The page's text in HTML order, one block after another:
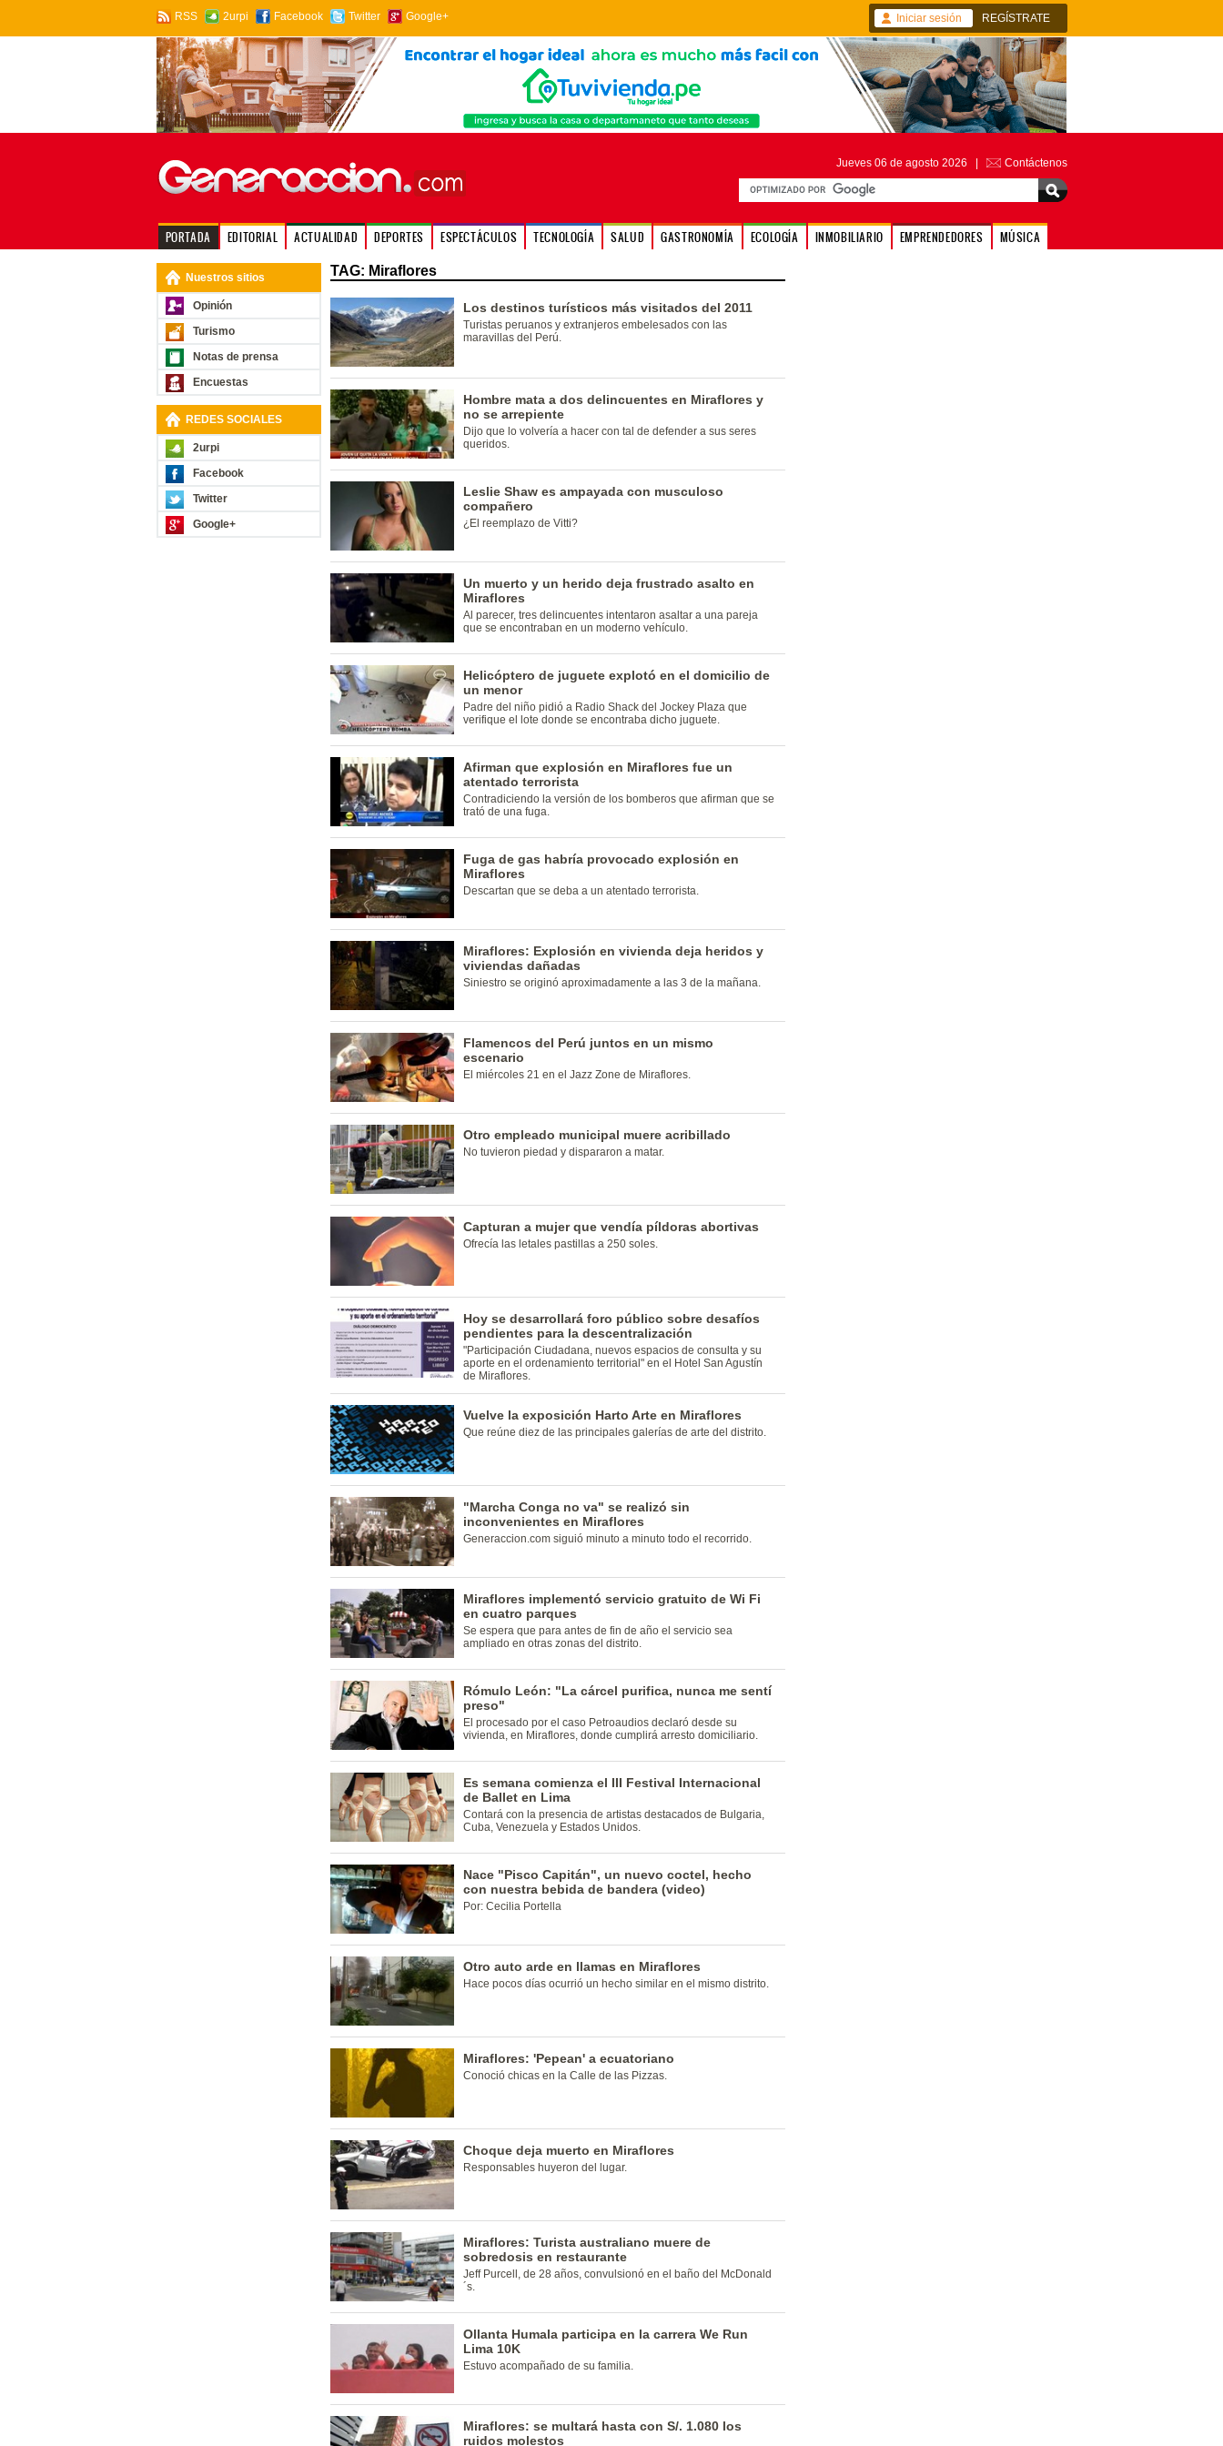
RSS 2urpi Facebook Twitter Google+ Iniciar sesión REGÍSTRATE
Jueves 06 de agosto 2026 | Contáctenos
PORTADA EDITORIAL ACTUALIDAD DEPORTES ESPECTÁCULOS TECNOLOGÍA SALUD GASTRONOMÍA ECOLOGÍA INMOBILIARIO EMPRENDEDORES MÚSICA
Nuestros sitios
Opinión
Turismo
Notas de prensa
Encuestas
REDES SOCIALES
2urpi
Facebook
Twitter
Google+
TAG: Miraflores
Los destinos turísticos más visitados del 2011
Turistas peruanos y extranjeros embelesados con las
maravillas del Perú.
Hombre mata a dos delincuentes en Miraflores y
no se arrepiente
Dijo que lo volvería a hacer con tal de defender a sus seres
queridos.
Leslie Shaw es ampayada con musculoso
compañero
¿El reemplazo de Vitti?
Un muerto y un herido deja frustrado asalto en
Miraflores
Al parecer, tres delincuentes intentaron asaltar a una pareja
que se encontraban en un moderno vehículo.
Helicóptero de juguete explotó en el domicilio de
un menor
Padre del niño pidió a Radio Shack del Jockey Plaza que
verifique el lote donde se encontraba dicho juguete.
Afirman que explosión en Miraflores fue un
atentado terrorista
Contradiciendo la versión de los bomberos que afirman que se
trató de una fuga.
Fuga de gas habría provocado explosión en
Miraflores
Descartan que se deba a un atentado terrorista.
Miraflores: Explosión en vivienda deja heridos y
viviendas dañadas
Siniestro se originó aproximadamente a las 3 de la mañana.
Flamencos del Perú juntos en un mismo
escenario
El miércoles 21 en el Jazz Zone de Miraflores.
Otro empleado municipal muere acribillado
No tuvieron piedad y dispararon a matar.
Capturan a mujer que vendía píldoras abortivas
Ofrecía las letales pastillas a 250 soles.
Hoy se desarrollará foro público sobre desafíos
pendientes para la descentralización
"Participación Ciudadana, nuevos espacios de consulta y su
aporte en el ordenamiento territorial" en el Hotel San Agustín
de Miraflores.
Vuelve la exposición Harto Arte en Miraflores
Que reúne diez de las principales galerías de arte del distrito.
"Marcha Conga no va" se realizó sin
inconvenientes en Miraflores
Generaccion.com siguió minuto a minuto todo el recorrido.
Miraflores implementó servicio gratuito de Wi Fi
en cuatro parques
Se espera que para antes de fin de año el servicio sea
ampliado en otras zonas del distrito.
Rómulo León: "La cárcel purifica, nunca me sentí
preso"
El procesado por el caso Petroaudios declaró desde su
vivienda, en Miraflores, donde cumplirá arresto domiciliario.
Es semana comienza el III Festival Internacional
de Ballet en Lima
Contará con la presencia de artistas destacados de Bulgaria,
Cuba, Venezuela y Estados Unidos.
Nace "Pisco Capitán", un nuevo coctel, hecho
con nuestra bebida de bandera (video)
Por: Cecilia Portella
Otro auto arde en llamas en Miraflores
Hace pocos días ocurrió un hecho similar en el mismo distrito.
Miraflores: 'Pepean' a ecuatoriano
Conoció chicas en la Calle de las Pizzas.
Choque deja muerto en Miraflores
Responsables huyeron del lugar.
Miraflores: Turista australiano muere de
sobredosis en restaurante
Jeff Purcell, de 28 años, convulsionó en el baño del McDonald
´s.
Ollanta Humala participa en la carrera We Run
Lima 10K
Estuvo acompañado de su familia.
Miraflores: se multará hasta con S/. 1.080 los
ruidos molestos